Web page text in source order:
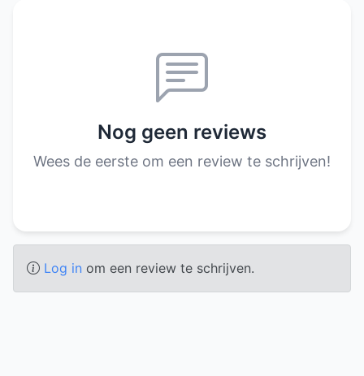
Nog geen reviews
Wees de eerste om een review te schrijven!
Log in om een review te schrijven.